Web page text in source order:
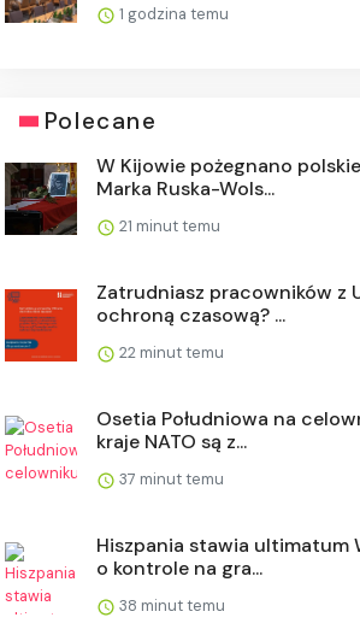
1 godzina temu
Polecane
W Kijowie pożegnano
Marka Ruska-Wols...
21 minut temu
Zatrudniasz pracowników z
ochroną czasową? ...
22 minut temu
Osetia Południowa na
kraje NATO są z...
37 minut temu
Hiszpania stawia ultimatum
o kontrole na gra...
38 minut temu